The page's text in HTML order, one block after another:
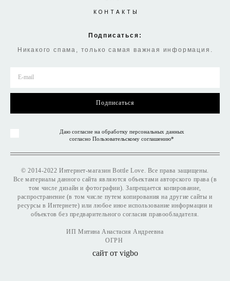
КОНТАКТЫ
Подписаться:
Никакого спама, только самая важная информация.
Подписаться
Даю согласие на обработку персональных данных
согласно Пользовательскому соглашению*
©2014-2022 Интернет-магазин Bottle Love. Все права защищены.
Все материалы данного сайта являются объектами авторского права (в
том числе дизайн и фотографии). Запрещается копирование,
распространение (в том числе путем копирования на другие сайты и
ресурсы в Интернете) или любое иное использование информации и
объектов без предварительного согласия правообладателя.
ИП Митина Анастасия Андреевна
ОГРН
сайт от vigbo